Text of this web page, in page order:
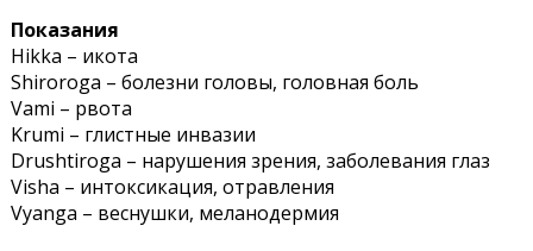
Показания
Hikka – икота
Shiroroga – болезни головы, головная боль
Vami – рвота
Krumi – глистные инвазии
Drushtiroga – нарушения зрения, заболевания глаз
Visha – интоксикация, отравления
Vyanga – веснушки, меланодермия